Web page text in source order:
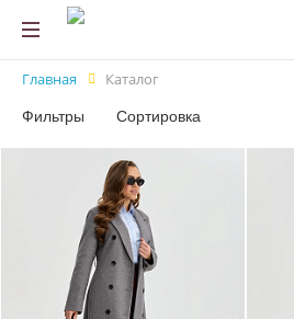
Главная Каталог
Фильтры Сортировка